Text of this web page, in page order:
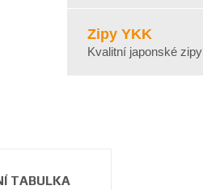
Zipy YKK
Kvalitní japonské zipy
TABULKA